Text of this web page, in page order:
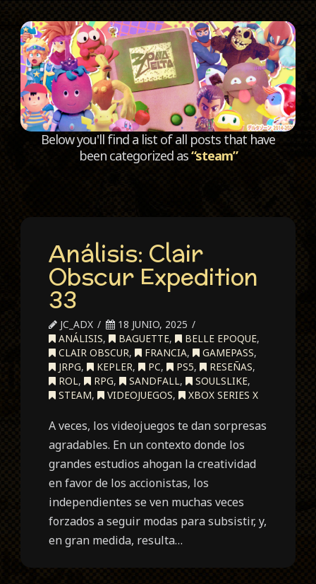
Below you'll find a list of all posts that have
been categorized as“steam”
Análisis: Clair
Obscur Expedition
33
JC_ADX
18 JUNIO, 2025
ANÁLISIS, BAGUETTE, BELLE EPOQUE,
CLAIR OBSCUR, FRANCIA, GAMEPASS,
JRPG, KEPLER, PC, PS5, RESEÑAS,
ROL, RPG, SANDFALL, SOULSLIKE,
STEAM, VIDEOJUEGOS, XBOX SERIES X
A veces, los videojuegos te dan sorpresas
agradables. En un contexto donde los
grandes estudios ahogan la creatividad
en favor de los accionistas, los
independientes se ven muchas veces
forzados a seguir modas para subsistir, y,
en gran medida, resulta…